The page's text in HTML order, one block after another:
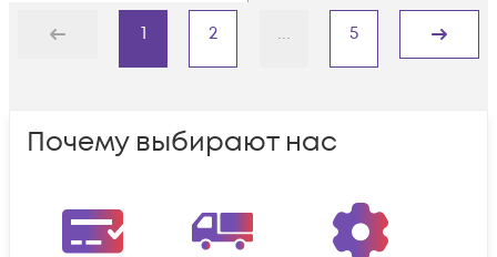
Назад
1 2 ... 5
Дальше
Почему выбирают нас